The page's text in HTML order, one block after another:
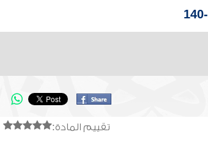
تقييم المادة: